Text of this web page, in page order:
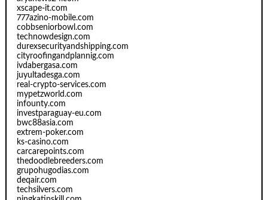
xscape-it.com
777azino-mobile.com
cobbseniorbowl.com
technowdesign.com
durexsecurityandshipping.com
cityroofingandplannig.com
ivdabergasa.com
juyultadesga.com
real-crypto-services.com
mypetzworld.com
infounty.com
investparaguay-eu.com
bwc88asia.com
extrem-poker.com
ks-casino.com
carcarepoints.com
thedoodlebreeders.com
grupohugodias.com
deqair.com
techsilvers.com